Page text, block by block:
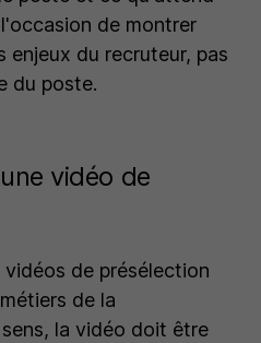
de montrer
enjeux du recruteur, pas
du poste.
vidéo de
de présélection
de la
la vidéo doit être